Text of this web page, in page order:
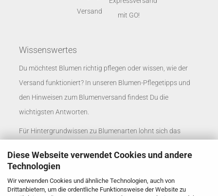
Diese Webseite verwendet Cookies und andere
Technologien
Wir verwenden Cookies und ähnliche Technologien, auch von
Drittanbietern, um die ordentliche Funktionsweise der Website zu
Wissenswertes
Du möchtest Blumen richtig pflegen oder wissen, wie der
Versand funktioniert? In unseren Blumen-Pflegetipps und
den Hinweisen zum Blumenversand findest Du die
wichtigsten Antworten.
Für Hintergrundwissen zu Blumenarten lohnt sich das
Informationen auf der SeiteBlumenversand für
Rosenbote auf social media